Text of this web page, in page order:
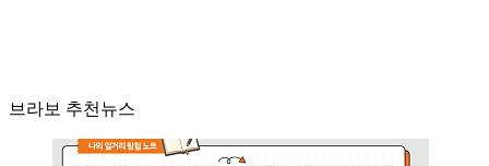
브라보 추천뉴스